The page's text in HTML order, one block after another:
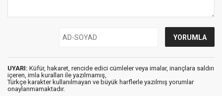
UYARI: Küfür, hakaret, rencide edici cümleler veya imalar, inançlara saldırı
içeren, imla kuralları ile yazılmamış,
Türkçe karakter kullanılmayan ve büyük harflerle yazılmış yorumlar
onaylanmamaktadır.